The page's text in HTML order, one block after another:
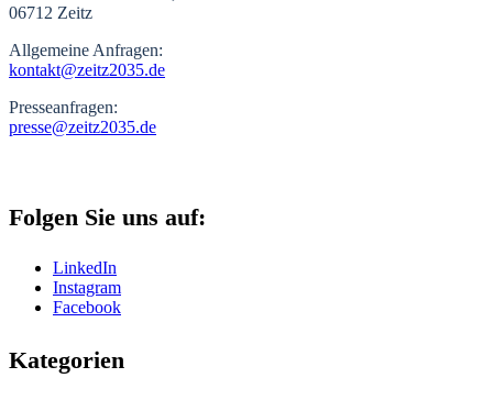
06712 Zeitz
Allgemeine Anfragen:
kontakt@zeitz2035.de
Presseanfragen:
presse@zeitz2035.de
Folgen Sie uns auf:
LinkedIn
Instagram
Facebook
Kategorien